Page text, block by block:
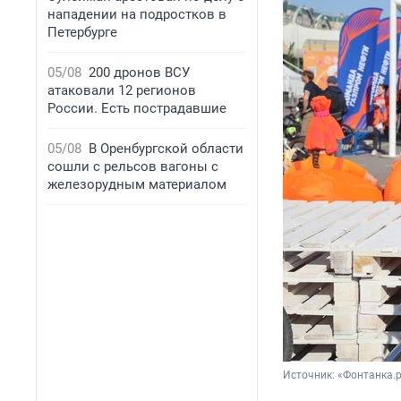
нападении на подростков в
Петербурге
05/08 200 дронов ВСУ
атаковали 12 регионов
России. Есть пострадавшие
05/08 В Оренбургской области
сошли с рельсов вагоны с
железорудным материалом
Источник: